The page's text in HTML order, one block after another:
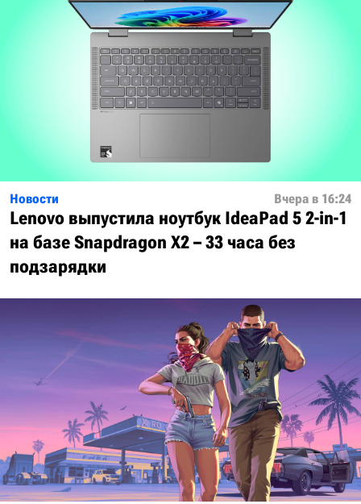
Новости Вчера в 16:24
Lenovo выпустила ноутбук IdeaPad 5 2-in-1
на базе Snapdragon X2 – 33 часа без
подзарядки